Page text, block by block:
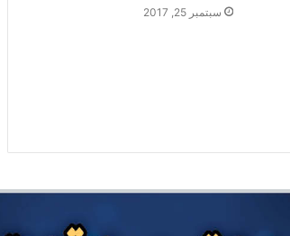
سبتمبر 25, 2017